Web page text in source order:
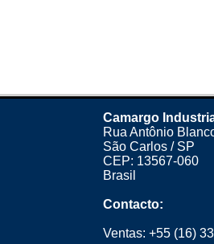
Camargo
Rua Antônio
São Carlos / SP
CEP: 13567-060
Brasil
Contacto:
Ventas: +55 (16)